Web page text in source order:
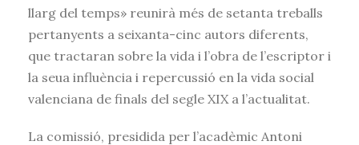
llarg del temps» reunirà més de setanta treballs
pertanyents a seixanta-cinc autors diferents,
que tractaran sobre la vida i l’obra de l’escriptor i
la seua influència i repercussió en la vida social
valenciana de finals del segle XIX a l’actualitat.
La comissió, presidida per l’acadèmic Antoni